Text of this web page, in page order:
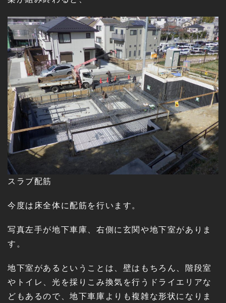
スラブ配筋
今度は床全体に配筋を行います。
写真左手が地下車庫、右側に玄関や地下室がありま
す。
地下室があるということは、壁はもちろん、階段室
やトイレ、光を採りこみ換気を行うドライエリアな
どもあるので、地下車庫よりも複雑な形状になりま